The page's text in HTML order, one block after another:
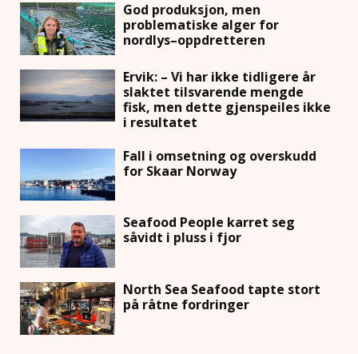
God produksjon, men
problematiske alger for
nordlys–oppdretteren
Ervik: – Vi har ikke tidligere år
slaktet tilsvarende mengde
fisk, men dette gjenspeiles ikke
i resultatet
Fall i omsetning og overskudd
for Skaar Norway
Seafood People karret seg
såvidt i pluss i fjor
North Sea Seafood tapte stort
på råtne fordringer